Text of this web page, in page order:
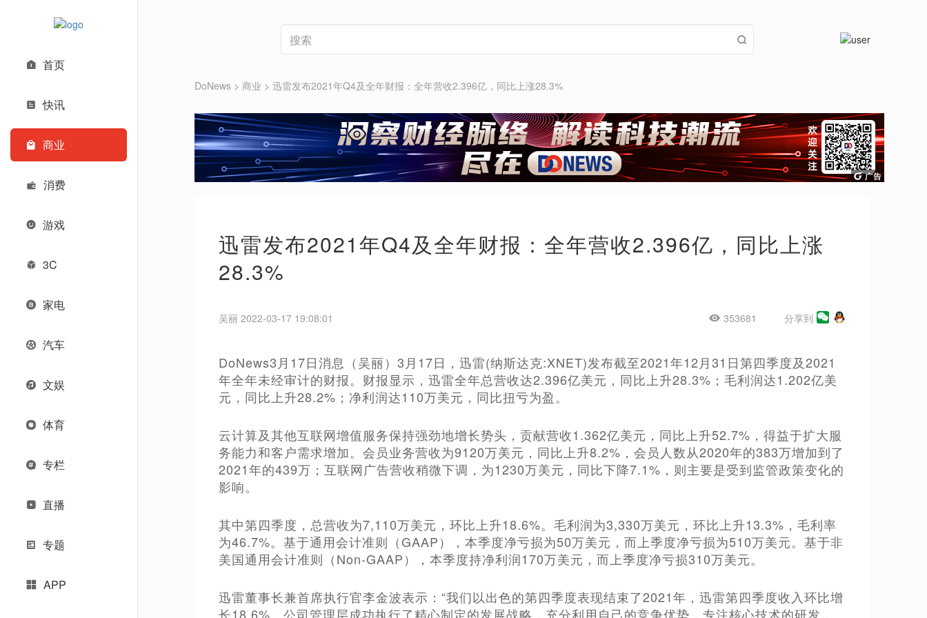
首页
快讯
商业
消费
游戏
3C
家电
汽车
文娱
体育
专栏
直播
专题
APP
DoNews > 商业 > 迅雷发布2021年Q4及全年财报：全年营收2.396亿，同比上涨28.3%
迅雷发布2021年Q4及全年财报：全年营收2.396亿，同比上涨
28.3%
吴丽 2022-03-17 19:08:01 353681 分享到
DoNews3月17日消息（吴丽）3月17日，迅雷(纳斯达克:XNET)发布截至2021年12月31日第四季度及2021
年全年未经审计的财报。财报显示，迅雷全年总营收达2.396亿美元，同比上升28.3%；毛利润达1.202亿美
元，同比上升28.2%；净利润达110万美元，同比扭亏为盈。
云计算及其他互联网增值服务保持强劲地增长势头，贡献营收1.362亿美元，同比上升52.7%，得益于扩大服
务能力和客户需求增加。会员业务营收为9120万美元，同比上升8.2%，会员人数从2020年的383万增加到了
2021年的439万；互联网广告营收稍微下调，为1230万美元，同比下降7.1%，则主要是受到监管政策变化的
影响。
其中第四季度，总营收为7,110万美元，环比上升18.6%。毛利润为3,330万美元，环比上升13.3%，毛利率
为46.7%。基于通用会计准则（GAAP），本季度净亏损为50万美元，而上季度净亏损为510万美元。基于非
美国通用会计准则（Non-GAAP），本季度持净利润170万美元，而上季度净亏损310万美元。
迅雷董事长兼首席执行官李金波表示：“我们以出色的第四季度表现结束了2021年，迅雷第四季度收入环比增
长18.6%。公司管理层成功执行了精心制定的发展战略，充分利用自己的竞争优势，专注核心技术的研发，